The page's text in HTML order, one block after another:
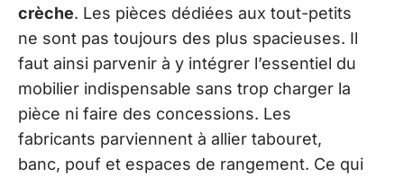
crèche. Les pièces dédiées aux tout-petits
ne sont pas toujours des plus spacieuses. Il
faut ainsi parvenir à y intégrer l’essentiel du
mobilier indispensable sans trop charger la
pièce ni faire des concessions. Les
fabricants parviennent à allier tabouret,
banc, pouf et espaces de rangement. Ce qui